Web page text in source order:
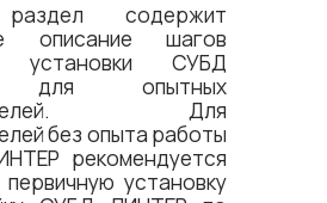
содержит
описание шагов
установки СУБД
для опытных
Для
без опыта работы
рекомендуется
установку